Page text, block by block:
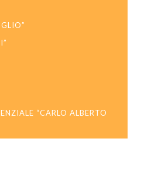
“CARLO ALBERTO